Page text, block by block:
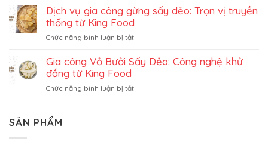
dẻo
trọn
công
dâu
tây
sấy
trọn
Dịch vụ gia công gừng sấy dẻo: Trọn vị truyền
thống từ King Food
Chức năng bình luận bị tắtở
vụ
gia
gừng
Gia công Vỏ Bưởi Sấy Dẻo: Công nghệ khử
đắng từ King Food
Chức năng bình luận bị tắtở
SẢN PHẨM